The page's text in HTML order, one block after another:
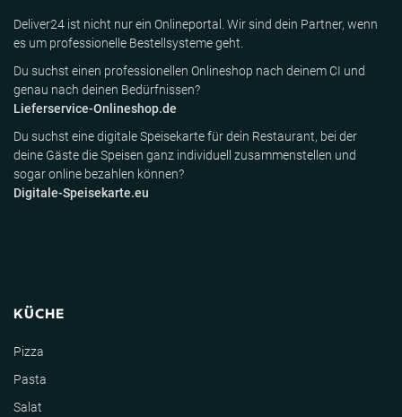
Deliver24 ist nicht nur ein Onlineportal. Wir sind dein Partner, wenn
es um professionelle Bestellsysteme geht.
Du suchst einen professionellen Onlineshop nach deinem CI und
genau nach deinen Bedürfnissen?
Lieferservice-Onlineshop.de
Du suchst eine digitale Speisekarte für dein Restaurant, bei der
deine Gäste die Speisen ganz individuell zusammenstellen und
sogar online bezahlen können?
Digitale-Speisekarte.eu
KÜCHE
Pizza
Pasta
Salat